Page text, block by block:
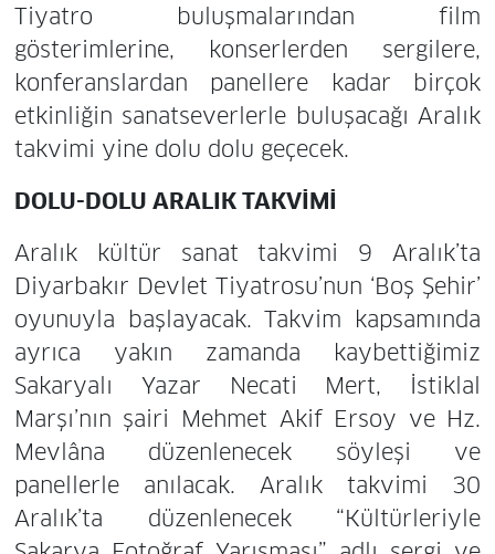
Tiyatro buluşmalarından film
gösterimlerine, konserlerden sergilere,
konferanslardan panellere kadar birçok
etkinliğin sanatseverlerle buluşacağı Aralık
takvimi yine dolu dolu geçecek.
DOLU-DOLU ARALIK TAKVİMİ
Aralık kültür sanat takvimi 9 Aralık’ta
Diyarbakır Devlet Tiyatrosu’nun ‘Boş Şehir’
oyunuyla başlayacak. Takvim kapsamında
ayrıca yakın zamanda kaybettiğimiz
Sakaryalı Yazar Necati Mert, İstiklal
Marşı’nın şairi Mehmet Akif Ersoy ve Hz.
Mevlâna düzenlenecek söyleşi ve
panellerle anılacak. Aralık takvimi 30
Aralık’ta düzenlenecek “Kültürleriyle